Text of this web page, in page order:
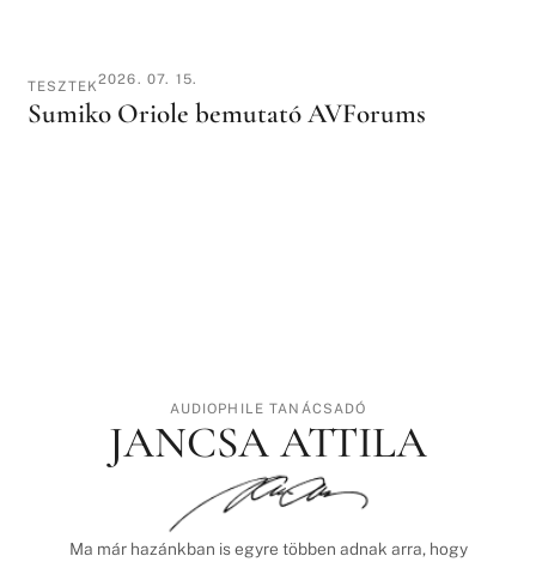
TESZTEK2026. 07. 15.
Sumiko Oriole bemutató AVForums
AUDIOPHILE TANÁCSADÓ
JANCSA ATTILA
Ma már hazánkban is egyre többen adnak arra, hogy